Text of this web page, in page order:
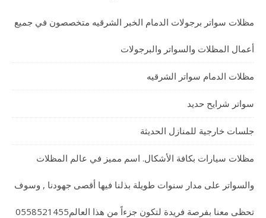
مظلات سواتر برجولات الدمام الخبر الشرقيه متخصصون في جميع
أعمال المظلات والسواتر والبرجولات
مظلات الدمام سواتر الشرقيه
سواتر شرايح حديد
جلسات خارجية للمنازل الحديثة
مظلات سيارات بكافة الأشكال. اسم مميز في عالم المظلات
والسواتر على مدار سنوات طويلة بذلنا فيها أقصى جهودنا , وسوف
تحظى معنا بفرصة فريدة لتكون جزءاً من هذا العالم0558521455